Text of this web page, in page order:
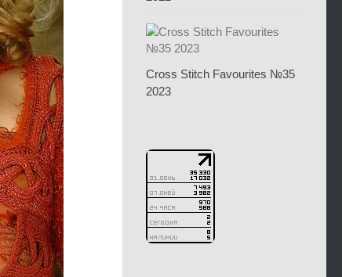
Cross Stitch Favourites №35
2023